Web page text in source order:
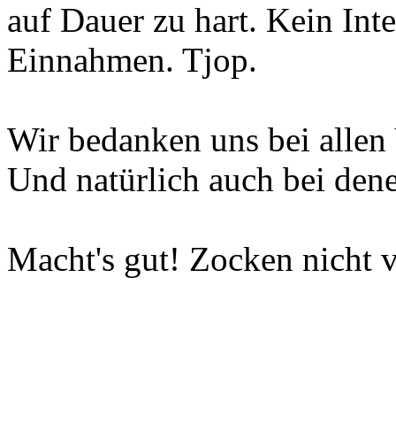
auf Dauer zu hart. Kein
Einnahmen. Tjop.
Wir bedanken uns bei
Und natürlich auch bei
Macht's gut! Zocken nicht